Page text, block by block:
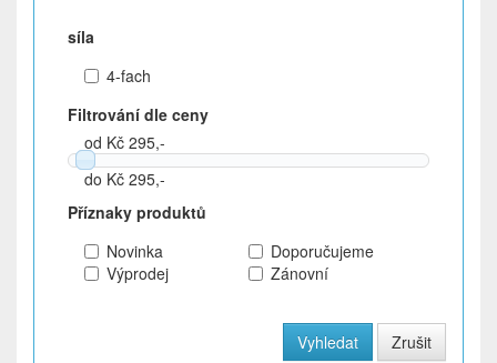
síla
4-fach
Filtrování dle ceny
od Kč 295,-
do Kč 295,-
Příznaky produktů
Novinka
Doporučujeme
Výprodej
Zánovní